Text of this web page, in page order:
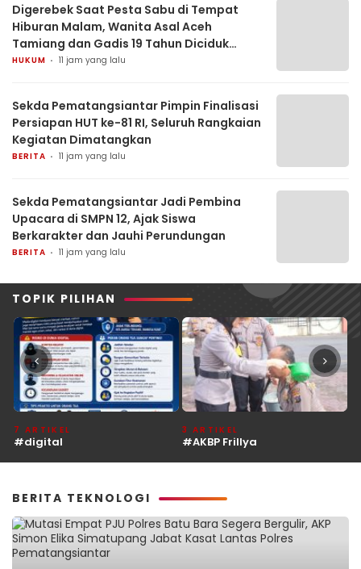
Digerebek Saat Pesta Sabu di Tempat
Hiburan Malam, Wanita Asal Aceh
Tamiang dan Gadis 19 Tahun Diciduk
Polsek Gunung Malela
HUKUM 11 jam yang lalu
Sekda Pematangsiantar Pimpin Finalisasi
Persiapan HUT ke-81 RI, Seluruh Rangkaian
Kegiatan Dimatangkan
BERITA 11 jam yang lalu
Sekda Pematangsiantar Jadi Pembina
Upacara di SMPN 12, Ajak Siswa
Berkarakter dan Jauhi Perundungan
BERITA 11 jam yang lalu
TOPIK PILIHAN
7 ARTIKEL
#digital
3 ARTIKEL
#AKBP Frillya
BERITA TEKNOLOGI